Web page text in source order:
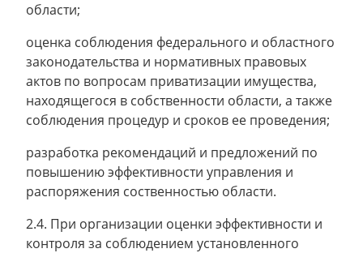
области;
оценка соблюдения федерального и областного
законодательства и нормативных правовых
актов по вопросам приватизации имущества,
находящегося в собственности области, а также
соблюдения процедур и сроков ее проведения;
разработка рекомендаций и предложений по
повышению эффективности управления и
распоряжения соственностью области.
2.4. При организации оценки эффективности и
контроля за соблюдением установленного